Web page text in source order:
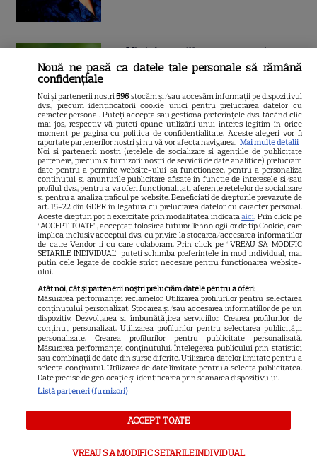
Ulei de perilla – ce este și ce
beneficii are
Cum poate fi consumat
ghimbirul
Ce este decoctul, cum se
obţine şi care sunt utilizările
acestuia
ALTE ARTICOLE
INTERESANTE
Nouă ne pasă ca datele tale personale să rămână
confidențiale
Noi și partenerii noștri596 stocăm și/sau accesăm informații pe dispozitivul
dvs., precum identificatorii cookie unici pentru prelucrarea datelor cu
caracter personal. Puteți accepta sau gestiona preferințele dvs. făcând clic
mai jos, respectiv vă puteți opune utilizării unui interes legitim în orice
moment pe pagina cu politica de confidențialitate. Aceste alegeri vor fi
raportate partenerilor noștri și nu vă vor afecta navigarea. Mai multe detalii
Noi si partenerii nostri (retelele de socializare si agentiile de publicitate
partenere, precum si furnizorii nostri de servicii de date analitice) prelucram
date pentru a permite website-ului sa functioneze, pentru a personaliza
continutul si anunturile publicitare afisate in functie de interesele si/sau
profilul dvs., pentru a va oferi functionalitati aferente retelelor de socializare
si pentru a analiza traficul pe website. Beneficiati de drepturile prevazute de
art. 15-22 din GDPR in legatura cu prelucrarea datelor cu caracter personal.
Aceste drepturi pot fi exercitate prin modalitatea indicataaici. Prin click pe
“ACCEPT TOATE”, acceptati folosirea tuturor Tehnologiilor de tip Cookie, care
implica inclusiv acceptul dvs. cu privire la stocarea/accesarea informatiilor
de catre Vendor-ii cu care colaboram. Prin click pe “VREAU SA MODIFIC
SETARILE INDIVIDUAL” puteti schimba preferintele in mod individual, mai
putin cele legate de cookie strict necesare pentru functionarea website-
ului.
Atât noi, cât și partenerii noștri prelucrăm datele pentru a oferi:
Măsurarea performanței reclamelor. Utilizarea profilurilor pentru selectarea
conținutului personalizat. Stocarea și/sau accesarea informațiilor de pe un
dispozitiv. Dezvoltarea și îmbunătățirea serviciilor. Crearea profilurilor de
conținut personalizat. Utilizarea profilurilor pentru selectarea publicității
personalizate. Crearea profilurilor pentru publicitate personalizată.
Măsurarea performanței conținutului. Înțelegerea publicului prin statistici
sau combinații de date din surse diferite. Utilizarea datelor limitate pentru a
selecta conținutul. Utilizarea de date limitate pentru a selecta publicitatea.
Date precise de geolocație și identificarea prin scanarea dispozitivului.
Listă parteneri (furnizori)
ACCEPT TOATE
VREAU SA MODIFIC SETARILE INDIVIDUAL